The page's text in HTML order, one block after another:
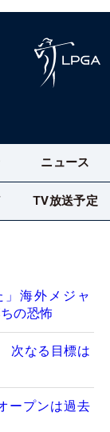
ニュース
TV放送予定
海外メジャ
の恐怖
次なる目標は
ープンは過去